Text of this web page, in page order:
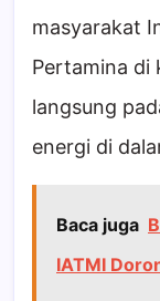
masyarakat
Pertamina di
langsung
energi di
Baca juga
IATMI